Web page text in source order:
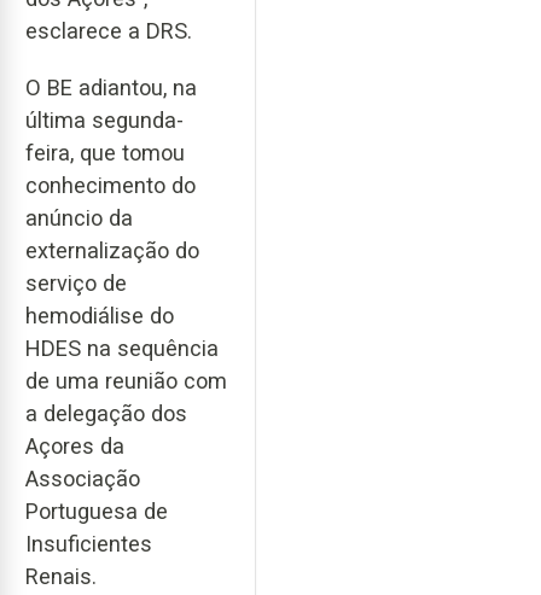
esclarece a DRS.
O BE adiantou, na
última segunda-
feira, que tomou
conhecimento do
anúncio da
externalização do
serviço de
hemodiálise do
HDES na sequência
de uma reunião com
a delegação dos
Açores da
Associação
Portuguesa de
Insuficientes
Renais.